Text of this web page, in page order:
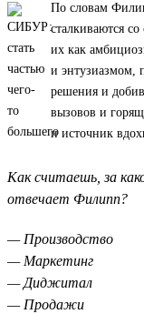
По словам
сталкиваются
их как
и энтузиазмом,
решения и
вызовов и
и источник
Как считаешь, за
отвечает Филипп?
— Производство
— Маркетинг
— Диджитал
— Продажи